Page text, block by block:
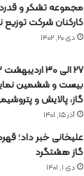
مجموعه تشکر و
کارکنان شرکت توزیع
دی ۲۰, ۱۴۰۲
بیست و ششمین
گاز، پالایش و
آذر ۱۵, ۱۴۰۱
علیخانی خبر داد؛
گاز هشتگرد
دی ۱, ۱۴۰۱